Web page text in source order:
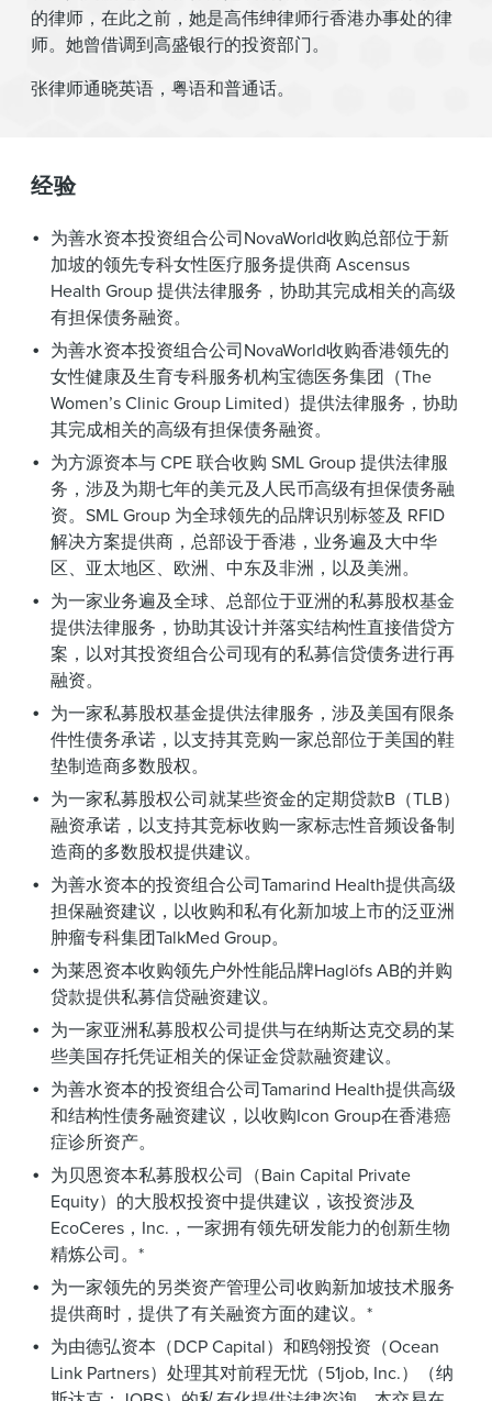
的律师，在此之前，她是高伟绅律师行香港办事处的律
师。她曾借调到高盛银行的投资部门。
张律师通晓英语，粤语和普通话。
经验
为善水资本投资组合公司NovaWorld收购总部位于新
加坡的领先专科女性医疗服务提供商 Ascensus
Health Group 提供法律服务，协助其完成相关的高级
有担保债务融资。
为善水资本投资组合公司NovaWorld收购香港领先的
女性健康及生育专科服务机构宝德医务集团（The
Women’s Clinic Group Limited）提供法律服务，协助
其完成相关的高级有担保债务融资。
为方源资本与 CPE 联合收购 SML Group 提供法律服
务，涉及为期七年的美元及人民币高级有担保债务融
资。SML Group 为全球领先的品牌识别标签及 RFID
解决方案提供商，总部设于香港，业务遍及大中华
区、亚太地区、欧洲、中东及非洲，以及美洲。
为一家业务遍及全球、总部位于亚洲的私募股权基金
提供法律服务，协助其设计并落实结构性直接借贷方
案，以对其投资组合公司现有的私募信贷债务进行再
融资。
为一家私募股权基金提供法律服务，涉及美国有限条
件性债务承诺，以支持其竞购一家总部位于美国的鞋
垫制造商多数股权。
为一家私募股权公司就某些资金的定期贷款B（TLB）
融资承诺，以支持其竞标收购一家标志性音频设备制
造商的多数股权提供建议。
为善水资本的投资组合公司Tamarind Health提供高级
担保融资建议，以收购和私有化新加坡上市的泛亚洲
肿瘤专科集团TalkMed Group。
为莱恩资本收购领先户外性能品牌Haglöfs AB的并购
贷款提供私募信贷融资建议。
为一家亚洲私募股权公司提供与在纳斯达克交易的某
些美国存托凭证相关的保证金贷款融资建议。
为善水资本的投资组合公司Tamarind Health提供高级
和结构性债务融资建议，以收购Icon Group在香港癌
症诊所资产。
为贝恩资本私募股权公司（Bain Capital Private
Equity）的大股权投资中提供建议，该投资涉及
EcoCeres，Inc.，一家拥有领先研发能力的创新生物
精炼公司。*
为一家领先的另类资产管理公司收购新加坡技术服务
提供商时，提供了有关融资方面的建议。*
为由德弘资本（DCP Capital）和鸥翎投资（Ocean
Link Partners）处理其对前程无忧（51job, Inc.）（纳